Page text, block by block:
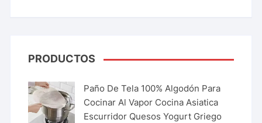
PRODUCTOS
Paño De Tela 100% Algodón Para
Cocinar Al Vapor Cocina Asiatica
Escurridor Quesos Yogurt Griego